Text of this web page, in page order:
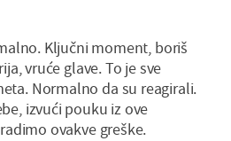
Ključni moment, boriš
vruće glave. To je sve
Normalno da su reagirali.
izvući pouku iz ove
ovakve greške.